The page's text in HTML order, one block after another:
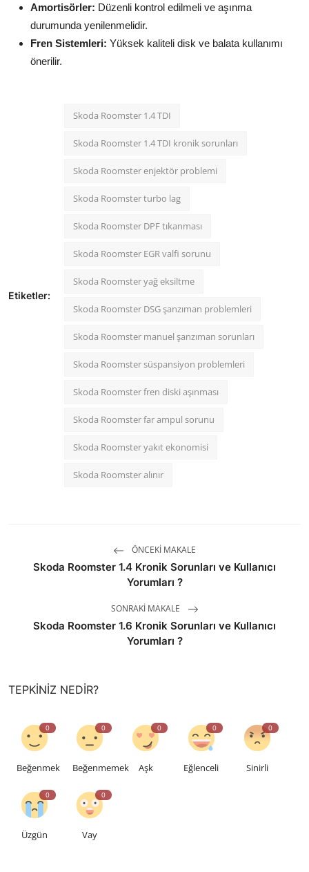
Amortisörler: Düzenli kontrol edilmeli ve aşınma
durumunda yenilenmelidir.
Fren Sistemleri: Yüksek kaliteli disk ve balata kullanımı
önerilir.
Etiketler:
Skoda Roomster 1.4 TDI
Skoda Roomster 1.4 TDI kronik sorunları
Skoda Roomster enjektör problemi
Skoda Roomster turbo lag
Skoda Roomster DPF tıkanması
Skoda Roomster EGR valfi sorunu
Skoda Roomster yağ eksiltme
Skoda Roomster DSG şanzıman problemleri
Skoda Roomster manuel şanzıman sorunları
Skoda Roomster süspansiyon problemleri
Skoda Roomster fren diski aşınması
Skoda Roomster far ampul sorunu
Skoda Roomster yakıt ekonomisi
Skoda Roomster alınır
ÖNCEKI MAKALE
Skoda Roomster 1.4 Kronik Sorunları ve Kullanıcı
Yorumları ?
SONRAKI MAKALE
Skoda Roomster 1.6 Kronik Sorunları ve Kullanıcı
Yorumları ?
TEPKINIZ NEDIR?
0
Beğenmek
0
Beğenmemek
0
Aşk
0
Eğlenceli
0
Sinirli
0
Üzgün
0
Vay